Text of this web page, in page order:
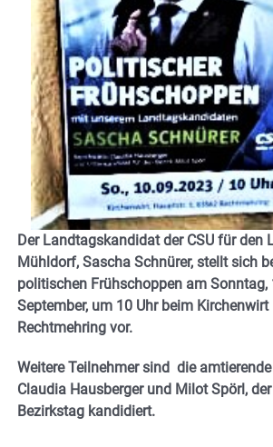
Der Landtagskandidat der CSU für den
Mühldorf, Sascha Schnürer, stellt sich
politischen Frühschoppen am Sonntag,
September, um 10 Uhr beim Kirchenwirt
Rechtmehring vor.
Weitere Teilnehmer sind die
Claudia Hausberger und Milot Spörl,
Bezirkstag kandidiert.